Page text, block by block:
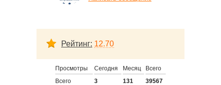
Рейтинг: 12.70
Просмотры Сегодня Месяц
Всего
Всего
3 131 39567